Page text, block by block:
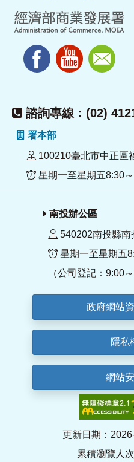
諮詢專線：(02)
署本部
100210臺北市中正區
星期一至星期五8:30
南投辦公區
540202南投縣南
星期一至星期五
（公司登記：9:00
政府網站
隱私
網站
更新日期：
累積瀏覽人